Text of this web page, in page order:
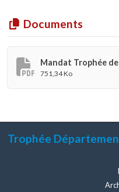
Documents
Mandat Trophée
751,34 Ko
Trophée